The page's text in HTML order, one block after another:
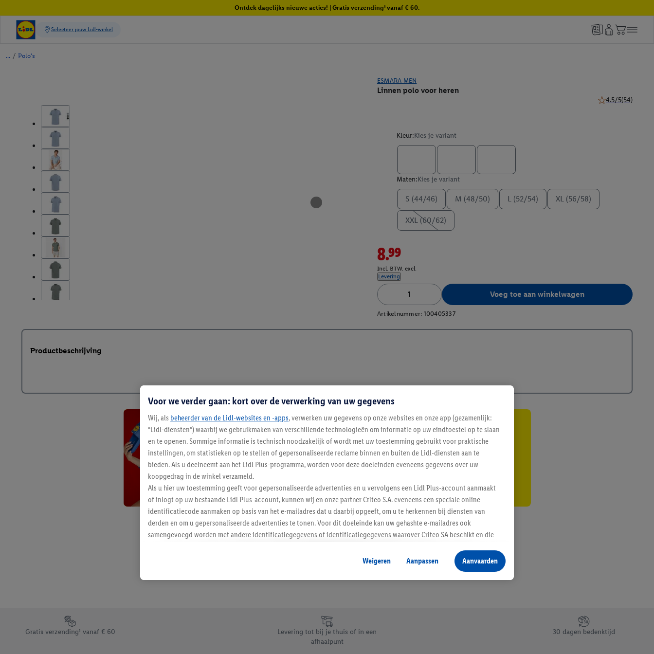
Ontdek dagelijks nieuwe acties! | Gratis verzending¹ vanaf € 60.
/ Polo's
ESMARA MEN
Linnen polo voor heren
4.5/5(54)
Kleur:Kies je variant
Maten:Kies je variant
S (44/46) M (48/50) L (52/54) XL (56/58)
XXL (60/62)
8.99
Incl. BTW. excl.
Levering
Voeg toe aan winkelwagen
Artikelnummer: 100405337
Productbeschrijving
Blijf op de hoogte
Schrijf je in op de newsletter
Footerelement met de verschillende USPs van Lidl.be
Gratis verzending¹ vanaf € 60
Levering tot bij je thuis of in een
afhaalpunt
30 dagen bedenktijd
Voor we verder gaan: kort over de verwerking van uw gegevens
Wij, als beheerder van de Lidl-websites en -apps, verwerken uw gegevens op onze websites en onze app (gezamenlijk:
“Lidl-diensten”) waarbij we gebruikmaken van verschillende technologieën om informatie op uw eindtoestel op te slaan
en te openen. Sommige informatie is technisch noodzakelijk of wordt met uw toestemming gebruikt voor praktische
instellingen, om statistieken op te stellen of gepersonaliseerde reclame binnen en buiten de Lidl-diensten aan te
bieden. Als u deelneemt aan het Lidl Plus-programma, worden voor deze doeleinden eveneens gegevens over uw
koopgedrag in de winkel verzameld.
Als u hier uw toestemming geeft voor gepersonaliseerde advertenties en u vervolgens een Lidl Plus-account aanmaakt
of inlogt op uw bestaande Lidl Plus-account, kunnen wij en onze partner Criteo S.A. eveneens een speciale online
identificatiecode aanmaken op basis van het e-mailadres dat u daarbij opgeeft, om u te herkennen bij diensten van
derden en om u gepersonaliseerde advertenties te tonen. Voor dit doeleinde kan uw gehashte e-mailadres ook
samengevoegd worden met andere identificatiegegevens of identificatiegegevens waarover Criteo SA beschikt en die
Als u hiermee akkoord gaat, kunnen advertenties in het kader van retargeting, d.w.z. advertenties voor producten waarin
u interesse hebt getoond (bijvoorbeeld door het product in de webshop aan uw winkelmandje toe te voegen, maar het
niet te kopen), ook op verschillende apparaten en verschillende Lidl-diensten worden weergegeven als er met behulp
Onder “Aanpassen” kunt u individuele doeleinden toestaan en meer informatie vinden over de gegevensverwerking.
Door op “weigeren” te klikken, kunt u alleen het gebruik van de noodzakelijke technologieën toestaan. Door op
“aanvaarden” te klikken, stemt u in met alle verwerkingen voor alle bovengenoemde doeleinden. Meer informatie,
Weigeren Aanpassen Aanvaarden